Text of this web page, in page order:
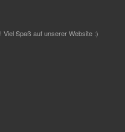
Spaß auf unserer Website :)